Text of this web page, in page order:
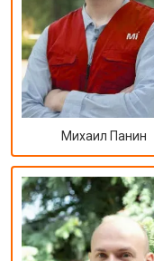
Михаил Панин